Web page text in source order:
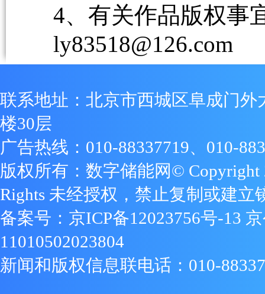
4、有关作品版权事
ly83518@126.com
联系地址：北京市西城区阜成门外
楼30层
广告热线：010-88337719、010-
版权所有：数字储能网© Copyright
Rights 未经授权，禁止复制或建立
备案号： 京ICP备12023756号-13
11010502023804
新闻和版权信息联电话：010-